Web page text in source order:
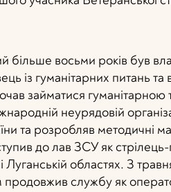
більше восьми років був
із гуманітарних питань та
займатися
неурядовій
та розробляв методичні
до лав ЗСУ як
Луганській областях. З
продовжив службу як